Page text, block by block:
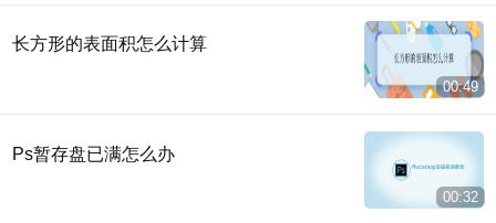
长方形的表面积怎么计算
00:49
Ps暂存盘已满怎么办
00:32